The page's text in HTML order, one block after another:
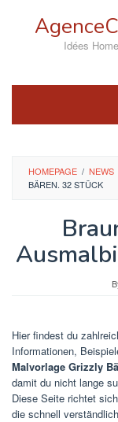
Idées
HOMEPAGE / NEWS
BÄREN. 32 STÜCK
Hier findest du
Informationen,
Malvorlage Grizzly
damit du nicht lange
Diese Seite richtet
die schnell